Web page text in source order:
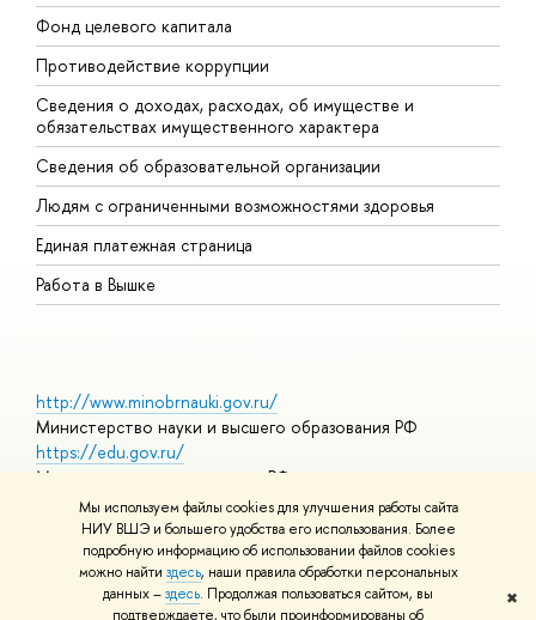
Мы используем файлы cookies для улучшения работы сайта
НИУ ВШЭ и большего удобства его использования. Более
подробную информацию об использовании файлов cookies
можно найти здесь, наши правила обработки персональных
данных –здесь. Продолжая пользоваться сайтом, вы
подтверждаете, что были проинформированы об
✖
Фонд целевого капитала
Противодействие коррупции
Сведения о доходах, расходах, об имуществе и
обязательствах имущественного характера
Сведения об образовательной организации
Людям с ограниченными возможностями здоровья
Единая платежная страница
Работа в Вышке
http://www.minobrnauki.gov.ru/
Министерство науки и высшего образования РФ
https://edu.gov.ru/
Министерство просвещения РФ
https://elearning.hse.ru/mooc
Массовые открытые онлайн-курсы
© НИУ ВШЭ 1993–2026 Адреса и контактыУсловия